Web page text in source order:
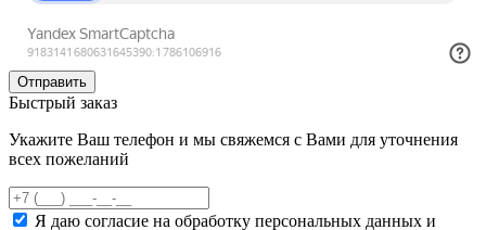
Быстрый заказ
Укажите Ваш телефон и мы свяжемся с Вами для уточнения
всех пожеланий
Я даю согласие на обработку персональных данных и